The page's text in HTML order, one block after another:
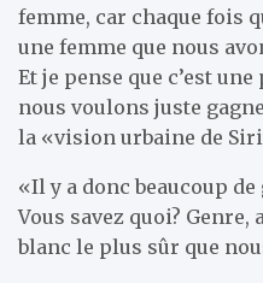
femme, car chaque fois
une femme que nous
Et je pense que c’est
nous voulons juste
la «vision urbaine de
«Il y a donc beaucoup
Vous savez quoi?
blanc le plus sûr que